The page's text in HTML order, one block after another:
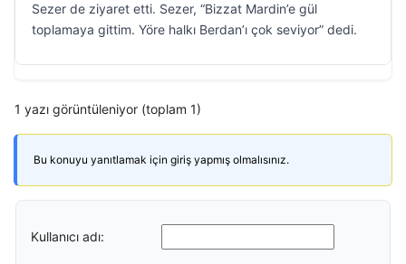
Sezer de ziyaret etti. Sezer, “Bizzat Mardin’e gül
toplamaya gittim. Yöre halkı Berdan’ı çok seviyor” dedi.
1 yazı görüntüleniyor (toplam 1)
Bu konuyu yanıtlamak için giriş yapmış olmalısınız.
Kullanıcı adı: